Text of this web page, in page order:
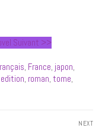
Suivant >>
, France, japon,
, roman, tome,
NEXT